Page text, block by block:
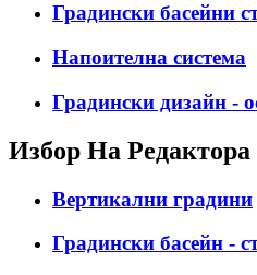
Градински басейни
Напоителна система
Градински дизайн -
Избор На Редактора
Вертикални градини
Градински басейн -